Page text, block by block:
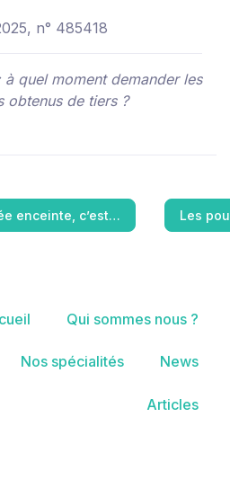
n° 485418
quel moment demander les
obtenus de tiers ?
enceinte, c’est… Les
Qui sommes nous ?
Nos spécialités News
Articles